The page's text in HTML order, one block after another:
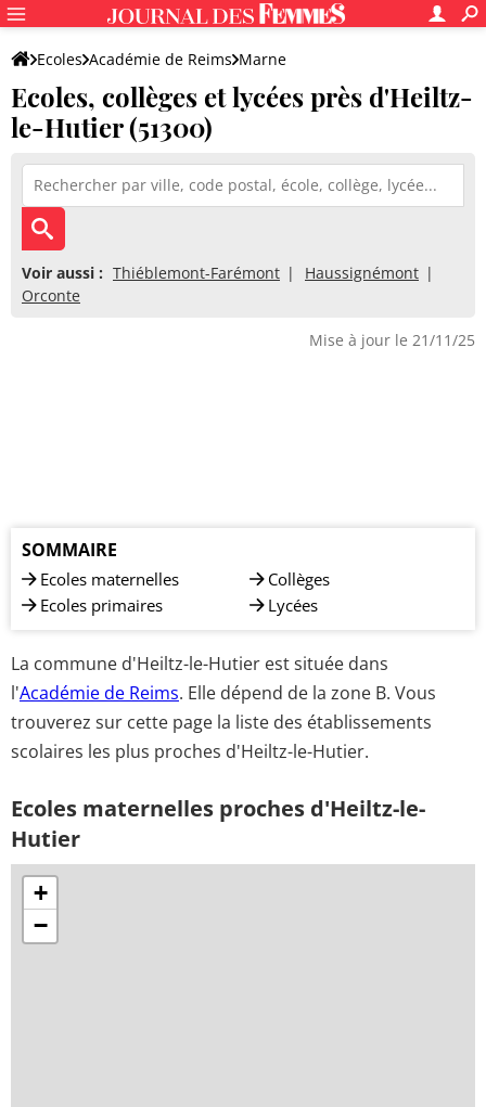
Ecoles Académie de Reims Marne
Ecoles, collèges et lycées près d'Heiltz-
le-Hutier (51300)
Voir aussi : Thiéblemont-Farémont
Haussignémont
Orconte
Mise à jour le 21/11/25
SOMMAIRE
Ecoles maternelles
Ecoles primaires
Collèges
Lycées
La commune d'Heiltz-le-Hutier est située dans
l'Académie de Reims. Elle dépend de la zone B. Vous
trouverez sur cette page la liste des établissements
scolaires les plus proches d'Heiltz-le-Hutier.
Ecoles maternelles proches d'Heiltz-le-
Hutier
+
−